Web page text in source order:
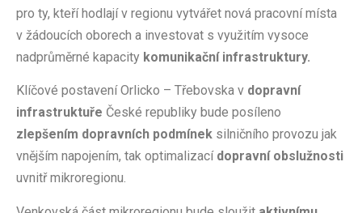
pro ty, kteří hodlají v regionu vytvářet nová pracovní místa
v žádoucích oborech a investovat s využitím vysoce
nadprůměrné kapacity komunikační infrastruktury.
Klíčové postavení Orlicko – Třebovska v dopravní
infrastruktuře České republiky bude posíleno
zlepšením dopravních podmínek silničního provozu jak
vnějším napojením, tak optimalizací dopravní obslužnosti
uvnitř mikroregionu.